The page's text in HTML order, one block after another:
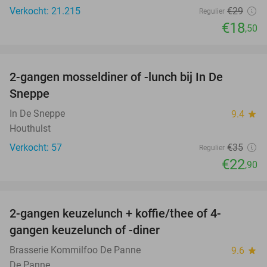
Verkocht: 21.215 Regulier €29
€18,50
2-gangen mosseldiner of -lunch bij In De
Sneppe
In De Sneppe 9.4 star
Houthulst
Verkocht: 57
Regulier €35
€22,90
2-gangen keuzelunch + koffie/thee of 4-
gangen keuzelunch of -diner
Brasserie Kommilfoo De Panne 9.6 star